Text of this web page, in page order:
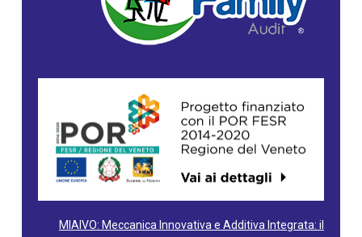
MIAIVO: Meccanica Innovativa e Additiva Integrata: il